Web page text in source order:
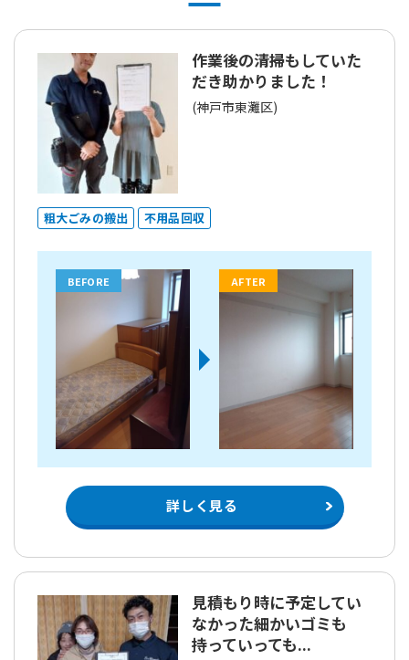
作業後の清掃もしていた
だき助かりました！
(神戸市東灘区)
粗大ごみの搬出 不用品回収
BEFORE AFTER
詳しく見る
見積もり時に予定してい
なかった細かいゴミも
持っていっても...